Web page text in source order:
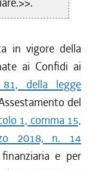
in vigore della
ai Confidi ai
della legge
del
1, comma 15,
2018, n. 14
e per